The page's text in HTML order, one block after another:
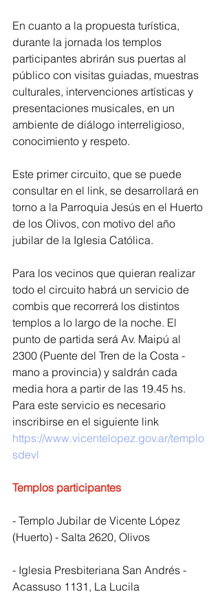
En cuanto a la propuesta turística,
durante la jornada los templos
participantes abrirán sus puertas al
público con visitas guiadas, muestras
culturales, intervenciones artísticas y
presentaciones musicales, en un
ambiente de diálogo interreligioso,
conocimiento y respeto.
Este primer circuito, que se puede
consultar en el link, se desarrollará en
torno a la Parroquia Jesús en el Huerto
de los Olivos, con motivo del año
jubilar de la Iglesia Católica.
Para los vecinos que quieran realizar
todo el circuito habrá un servicio de
combis que recorrerá los distintos
templos a lo largo de la noche. El
punto de partida será Av. Maipú al
2300 (Puente del Tren de la Costa -
mano a provincia) y saldrán cada
media hora a partir de las 19.45 hs.
Para este servicio es necesario
inscribirse en el siguiente link
https://www.vicentelopez.gov.ar/templo
sdevl
Templos participantes
- Templo Jubilar de Vicente López
(Huerto) - Salta 2620, Olivos
- Iglesia Presbiteriana San Andrés -
Acassuso 1131, La Lucila